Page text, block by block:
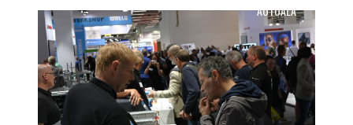
Suomen
Autolehti
4/24
ilmestyy!
AUTOALA